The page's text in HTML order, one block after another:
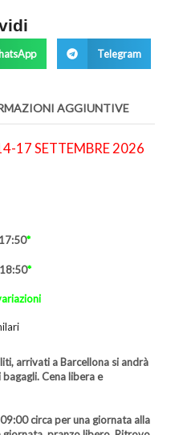
Telegram
AGGIUNTIVE
17 SETTEMBRE 2026
*
*
arrivati a Barcellona si andrà
Cena libera e
circa per una giornata alla